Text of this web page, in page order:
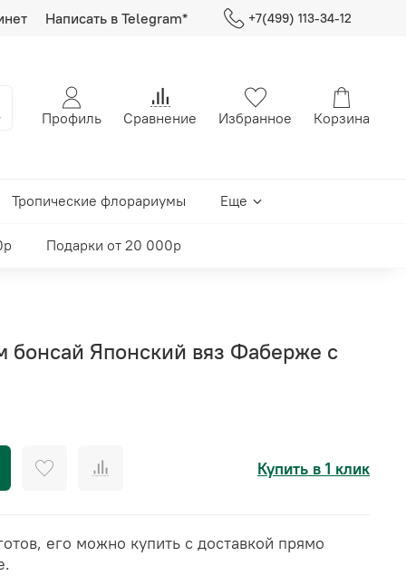
Написать в Telegram* +7(499) 113-34-12
Профиль Сравнение Избранное Корзина
Тропические флорариумы Еще
Подарки от 20 000р
бонсай Японский вяз Фаберже с
Купить в 1 клик
его можно купить с доставкой прямо